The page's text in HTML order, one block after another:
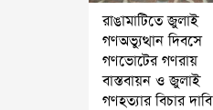
রাঙামাটিতে জুলাই
গণঅভ্যুত্থান দিবসে
গণভোটের গণরায়
বাস্তবায়ন ও জুলাই
গণহত্যার বিচার দাবি